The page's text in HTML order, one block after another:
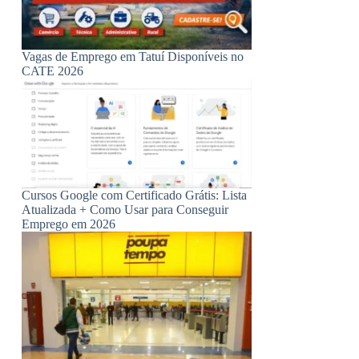
Vagas de Emprego em Tatuí Disponíveis no
CATE 2026
Cursos Google com Certificado Grátis: Lista
Atualizada + Como Usar para Conseguir
Emprego em 2026